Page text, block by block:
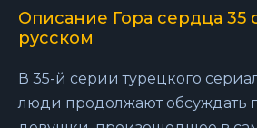
Описание Гора сердца 35
русском
В 35-й серии турецкого
люди продолжают обсуждать